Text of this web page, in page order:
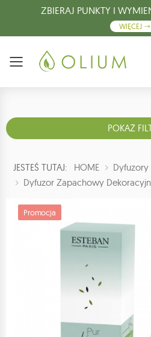
ZBIERAJ PUNKTY I
WIĘCEJ
Menu
POKAŻ
JESTEŚ TUTAJ: HOME
Dyfuzory
Dyfuzor Zapachowy
Promocja